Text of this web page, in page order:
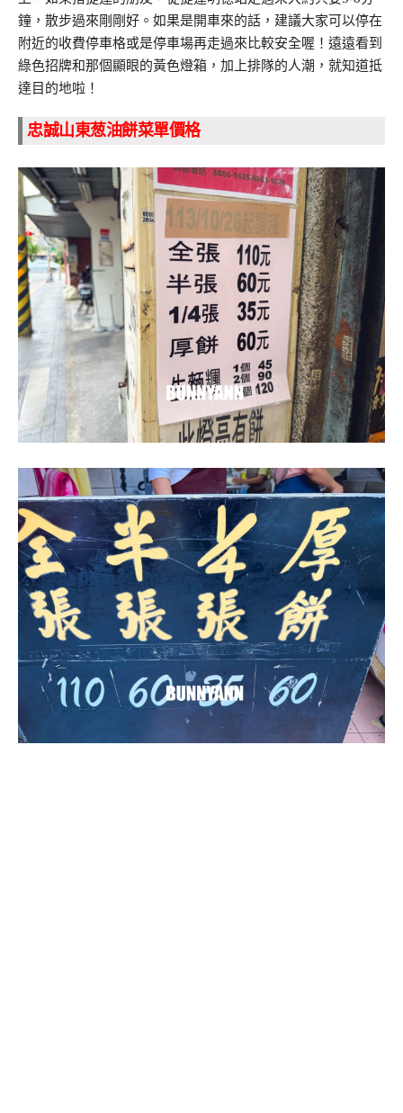
鐘，散步過來剛剛好。如果是開車來的話，建議大家可以停在
附近的收費停車格或是停車場再走過來比較安全喔！遠遠看到
綠色招牌和那個顯眼的黃色燈箱，加上排隊的人潮，就知道抵
達目的地啦！
忠誠山東葱油餅菜單價格